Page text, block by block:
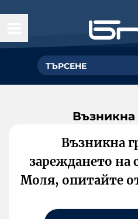
Възникна
зареждането на
Моля, опитайте